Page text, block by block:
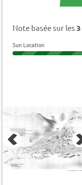
Note basée sur les 3
Sun Location